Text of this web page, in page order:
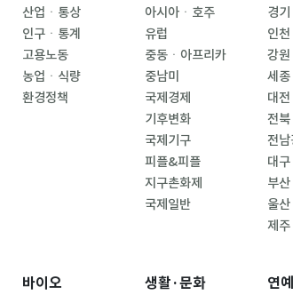
산업ㆍ통상
인구ㆍ통계
고용노동
농업ㆍ식량
환경정책
아시아ㆍ호주
유럽
중동ㆍ아프리카
중남미
국제경제
기후변화
국제기구
피플&피플
지구촌화제
국제일반
경기
인천
강원
세
대
전북
전
대
부
울산
제주
바이오 생활·문화 연예